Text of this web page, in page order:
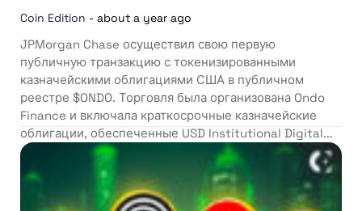
Coin Edition - about a year ago
JPMorgan Chase осуществил свою первую
публичную транзакцию с токенизированными
казначейскими облигациями США в публичном
реестре $ONDO. Торговля была организована Ondo
Finance и включала краткосрочные казначейские
облигации, обеспеченные USD Institutional Digital...